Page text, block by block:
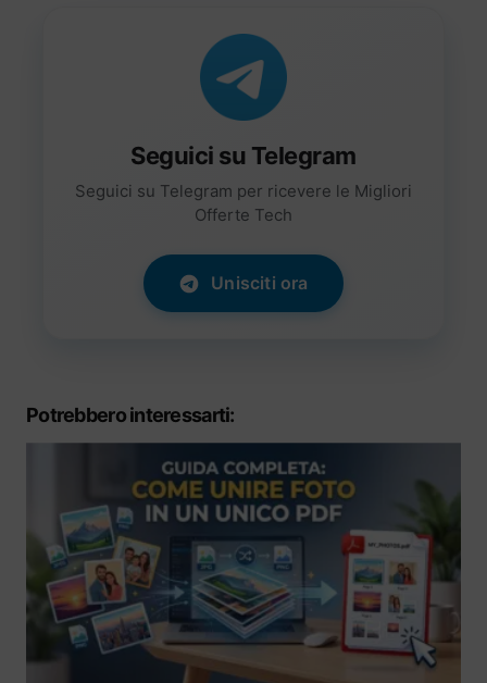
Seguici su Telegram
Seguici su Telegram per ricevere le Migliori
Offerte Tech
Unisciti ora
Potrebbero interessarti: